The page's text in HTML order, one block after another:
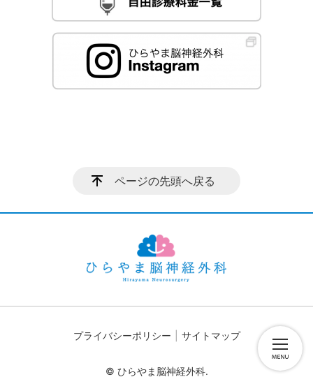
ページの先頭へ戻る
プライバシーポリシー サイトマップ
© ひらやま脳神経外科.